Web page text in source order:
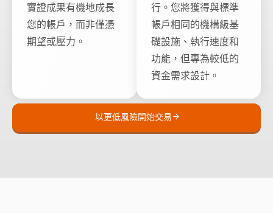
實證成果有機地成長
您的帳戶，而非僅憑
期望或壓力。
行。您將獲得與標準
帳戶相同的機構級基
礎設施、執行速度和
功能，但專為較低的
資金需求設計。
以更低風險開始交易